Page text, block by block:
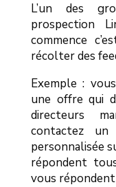
L’un des
prospection
commence
récolter des
Exemple :
une offre qui
directeurs
contactez
personnalisée
répondent
vous répondent